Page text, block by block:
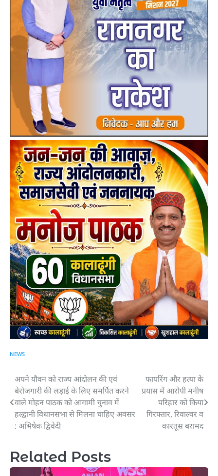
NEWS
Post
navigation
अपने यौवन को राज्य आंदोलन की एवं
बेरोजगारी की लड़ाई के लिए समर्पित करने
वाले मोहन पाठक को आगामी चुनाव में
हल्द्वानी विधानसभा से मिलना चाहिए अवसर
: अभिषेक द्विवेदी
फायरिंग और हत्या के
प्रयास में आरोपी मनीष
परिहार को किया
गिरफ्तार, रिवाल्वर व
कारतूस बरामद
Related Posts